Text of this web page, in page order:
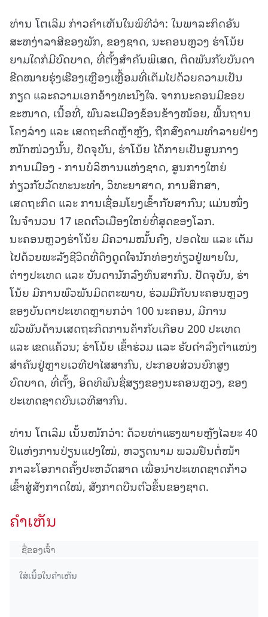
ທ່ານ ໂຕເລິມ ກ່າວຄຳເຫັນໃນພິທີວ່າ: ໃນພາລະກິດອັນ
ສະຫງ່າລາສີຂອງພັກ, ຂອງຊາດ, ນະຄອນຫຼວງ ຮ່າໂນ້ຍ
ຍາມໃດກໍມີບົດບາດ, ທີ່ຕັ້ງສຳຄັນພິເສດ, ຕິດພັນກັບບັນດາ
ຂີດໝາຍຮຸ່ງເຮືອງເຫຼືອງເຫຼື້ອມທີ່ເຕັມໄປດ້ວຍຄວາມເປັນ
ກຽດ ແລະຄວາມເອກອ້າງທະນົງໃຈ. ຈາກນະຄອນມີຂອບ
ຂະໜາດ, ເນື້ອທີ່, ພົນລະເມືອງຂ້ອນຂ້າງໜ້ອຍ, ພື້ນຖານ
ໂຄງລ່າງ ແລະ ເສດຖະກິດຫຼ້າຫຼັງ, ຖືກສົງຄາມທຳລາຍຢ່າງ
ໜັກໜ່ວງນັ້ນ, ປັດຈຸບັນ, ຮ່າໂນ້ຍ ໄດ້ກາຍເປັນສູນກາງ
ການເມືອງ - ການບໍລິຫານແຫ່ງຊາດ, ສູນກາງໃຫຍ່
ກ່ຽວກັບວັດທະນະທຳ, ວິທະຍາສາດ, ການສຶກສາ,
ເສດຖະກິດ ແລະ ການເຊື່ອມໂຍງເຂົ້າກັບສາກົນ; ແມ່ນໜຶ່ງ
ໃນຈຳນວນ 17 ເຂດຕົວເມືອງໃຫຍ່ທີ່ສຸດຂອງໂລກ.
ນະຄອນຫຼວງຮ່າໂນ້ຍ ມີຄວາມໝັ້ນຄົງ, ປອດໄພ ແລະ ເຕັມ
ໄປດ້ວຍພະລັງຊີວິດທີ່ດຶງດູດໃຈນັກທ່ອງທ່ຽວຢູ່ພາຍໃນ,
ຕ່າງປະເທດ ແລະ ບັນດານັກລົງທຶນສາກົນ. ປັດຈຸບັນ, ຮ່າ
ໂນ້ຍ ມີການພົວພັນມິດຕະພາບ, ຮ່ວມມືກັບນະຄອນຫຼວງ
ຂອງບັນດາປະເທດຫຼາຍກວ່າ 100 ນະຄອນ, ມີການ
ພົວພັນດ້ານເສດຖະກິດການຄ້າກັບເກືອບ 200 ປະເທດ
ແລະ ເຂດແຄ້ວນ; ຮ່າໂນ້ຍ ເຂົ້າຮ່ວມ ແລະ ຮັບດຳລົງຕຳແໜ່ງ
ສຳຄັນຢູ່ຫຼາຍເວທີປາໄສສາກົນ, ປະກອບສ່ວນຍົກສູງ
ບົດບາດ, ທີ່ຕັ້ງ, ອິດທິພົນຊື່ສຽງຂອງນະຄອນຫຼວງ, ຂອງ
ປະເທດຊາດບົນເວທີສາກົນ.
ທ່ານ ໂຕເລິມ ເນັ້ນໜັກວ່າ: ດ້ວຍທ່າແຮງພາຍຫຼັງໄລຍະ 40
ປີແຫ່ງການປ່ຽນແປງໃໝ່, ຫວຽດນາມ ພວມຢືນຕໍ່ໜ້າ
ກາລະໂອກາດຄັ້ງປະຫວັດສາດ ເພື່ອນຳປະເທດຊາດກ້າວ
ເຂົ້າສູ່ສັງກາດໃໝ່, ສັງກາດບືນຕົວຂຶ້ນຂອງຊາດ.
ຄໍາເຫັນ